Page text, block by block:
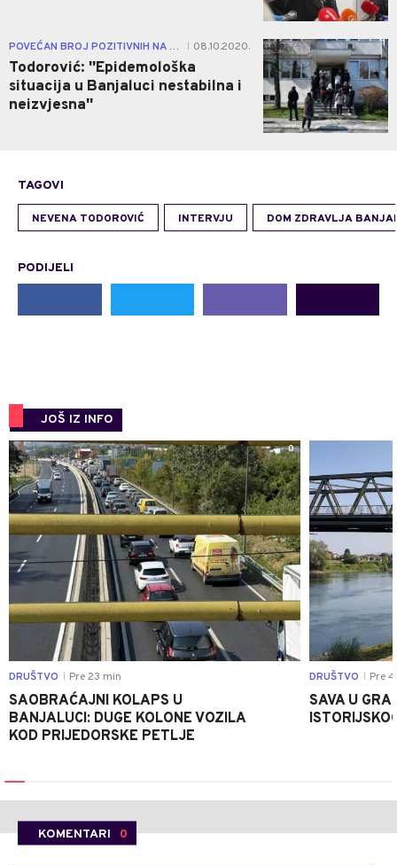
POVEĆAN BROJ POZITIVNIH NA KORONU 08.10.2020.
Todorović: ''Epidemološka
situacija u Banjaluci nestabilna i
neizvjesna''
1
TAGOVI
NEVENA TODOROVIĆ INTERVJU DOM ZDRAVLJA
PODIJELI
JOŠ IZ INFO
0
DRUŠTVO Pre 23 min
SAOBRAĆAJNI KOLAPS U
BANJALUCI: DUGE KOLONE VOZILA
KOD PRIJEDORSKE PETLJE
DRUŠTVO Pre
SAVA U
KOMENTARI 0